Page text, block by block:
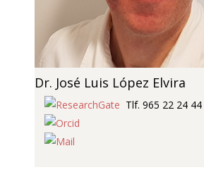
Dr. José Luis López Elvira
Tlf. 965 22 24 44